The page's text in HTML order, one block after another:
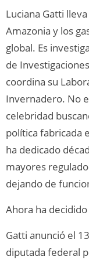
Luciana Gatti
Amazonia y los
global. Es
de
coordina su
Invernadero. No
celebridad
política fabricada
ha dedicado
mayores
dejando de
Ahora ha
Gatti anunció el
diputada federal